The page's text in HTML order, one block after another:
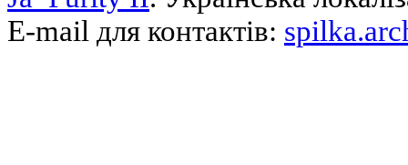
E-mail для контактів: